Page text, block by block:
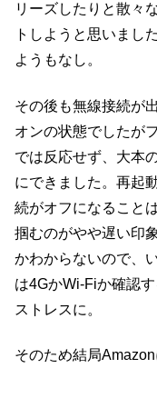
リーズしたりと散々
トしようと思いまし
ようもなし。
その後も無線接続が
オンの状態でしたが
では反応せず、大本
にできました。再起
続がオフになること
掴むのがやや遅い印
かわからないので、
は4GかWi-Fiか確認
ストレスに。
そのため結局Amazon